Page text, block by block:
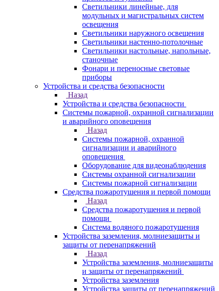
Светильники линейные, для
модульных и магистральных систем
освещения
Светильники наружного освещения
Светильники настенно-потолочные
Светильники настольные, напольные,
станочные
Фонари и переносные световые
приборы
Устройства и средства безопасности
Назад
Устройства и средства безопасности
Системы пожарной, охранной сигнализации
и аварийного оповещения
Назад
Системы пожарной, охранной
сигнализации и аварийного
оповещения
Оборудование для видеонаблюдения
Системы охранной сигнализации
Системы пожарной сигнализации
Средства пожаротушения и первой помощи
Назад
Средства пожаротушения и первой
помощи
Система водяного пожаротушения
Устройства заземления, молниезащиты и
защиты от перенапряжений
Назад
Устройства заземления, молниезащиты
и защиты от перенапряжений
Устройства заземления
Устройства защиты от перенапряжений